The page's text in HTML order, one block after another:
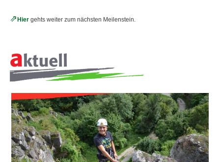
2003 - ZQ EP: neues Ausbildungskonzept wird
erarbeitetet
KAP-Zweigstelle Rumänien
2004 - KAP-Rumänienprojekt gewinnt den Preis
„erleben und lernen“
2005 - Anzahl der aktuell betreuten Jugendlichen
erreicht die 30er-Marke
Hier gehts weiter zum nächsten Meilenstein.
UNS